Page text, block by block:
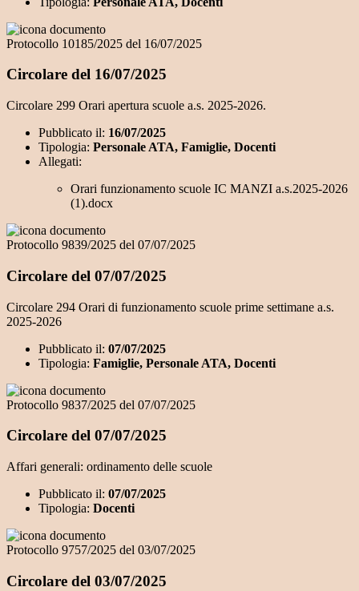
Protocollo 10185/2025 del 16/07/2025
Circolare del 16/07/2025
Circolare 299 Orari apertura scuole a.s. 2025-2026.
Pubblicato il: 16/07/2025
Tipologia: Personale ATA, Famiglie, Docenti
Allegati:
Orari funzionamento scuole IC MANZI a.s.2025-2026
(1).docx
Protocollo 9839/2025 del 07/07/2025
Circolare del 07/07/2025
Circolare 294 Orari di funzionamento scuole prime settimane a.s.
2025-2026
Pubblicato il: 07/07/2025
Tipologia: Famiglie, Personale ATA, Docenti
Protocollo 9837/2025 del 07/07/2025
Circolare del 07/07/2025
Affari generali: ordinamento delle scuole
Pubblicato il: 07/07/2025
Tipologia: Docenti
Protocollo 9757/2025 del 03/07/2025
Circolare del 03/07/2025